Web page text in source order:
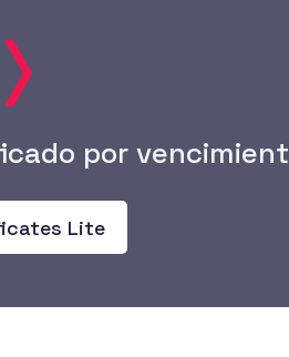
de certificación,
de los certificados
o inesperadas.
activos, con alertas
evitar interrupciones
por
Lite